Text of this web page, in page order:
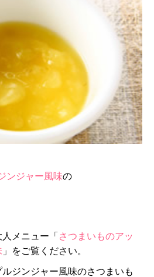
ンジャー風味の
メニュー「 さつまいものアッ
」をご覧ください。
ジンジャー風味のさつまいも